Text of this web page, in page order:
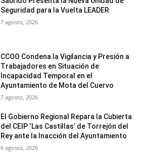
Seguridad para la Vuelta LEADER
7 agosto, 2026
CCOO Condena la Vigilancia y Presión a
Trabajadores en Situación de
Incapacidad Temporal en el
Ayuntamiento de Mota del Cuervo
7 agosto, 2026
El Gobierno Regional Repara la Cubierta
del CEIP ‘Las Castillas’ de Torrejón del
Rey ante la Inacción del Ayuntamiento
6 agosto, 2026